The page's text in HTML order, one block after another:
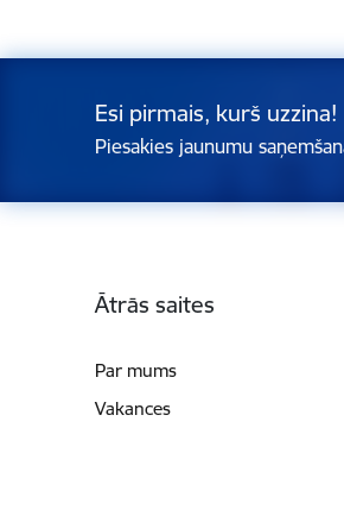
Esi pirmais, kurš uzzina!
Piesakies jaunumu
Ātrās saites
Par mums
Vakances